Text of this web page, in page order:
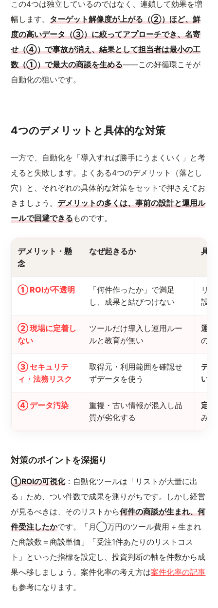
この4つは独立しているのではなく、連鎖して効果を増
幅します。ターゲット解像度が上がる（②）ほど、鮮
度の高いデータ（③）に絞ってアプローチでき、名寄
せ（④）で事故が消え、結果として担当者は最小の工
数（①）で最大の商談を生める——この好循環こそが
自動化の狙いです。
4つのデメリットと具体的な対策
一方で、自動化を「導入すれば勝手にうまくいく」と考
えると失敗します。よくある4つのデメリット（落とし
穴）と、それぞれの具体的な対策をセットで押さえてお
きましょう。デメリットの多くは、事前の設計と運用ル
ールで回避できるものです。
デメリット・懸
念
なぜ起きるか 具
① ROIが不透明
「何件作ったか」で満足
し、成果と結びつけない
リ
設
② 現場に定着し
ない
ツールだけ導入し運用ルー
ルと教育が無い
運
の
③ セキュリテ
ィ・法務リスク
取得元・利用範囲を確認せ
ずデータを使う
デ
い
④ データ汚染
重複・古い情報が混入し品
質が劣化する
定
み
対策のポイントを深掘り
①ROIの可視化：自動化ツールは「リストが大量に出
る」ため、つい件数で成果を測りがちです。しかし経営
が見るべきは、そのリストから何件の商談が生まれ、何
件受注したかです。「月◯万円のツール費用 ÷ 生まれ
た商談数＝商談単価」「受注1件あたりのリストコス
ト」といった指標を設定し、投資判断の軸を件数から成
果へ移しましょう。案件化率の考え方は案件化率の記事
も参考になります。